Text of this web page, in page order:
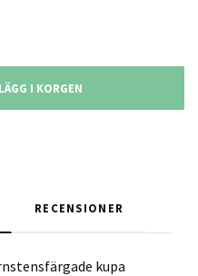
LÄGG I KORGEN
RECENSIONER
kupa